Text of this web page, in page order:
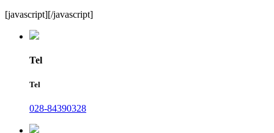
[javascript][/javascript]
Tel
Tel
028-84390328